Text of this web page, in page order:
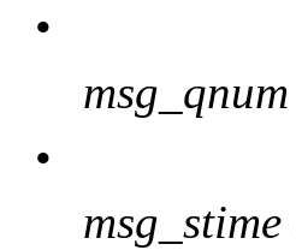
•
msg_qnum
•
msg_stime